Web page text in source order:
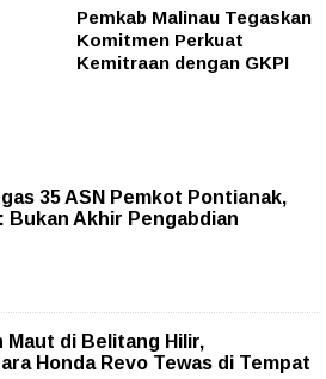
Pemkab Malinau Tegaskan
Komitmen Perkuat
Kemitraan dengan GKPI
35 ASN Pemkot Pontianak,
Bukan Akhir Pengabdian
Maut di Belitang Hilir,
Honda Revo Tewas di Tempat